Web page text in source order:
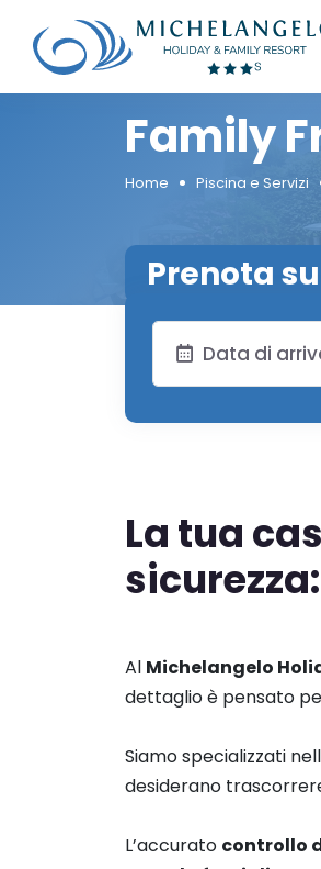
Family
Home Piscina e Servizi
Prenota
La tua
Al Michelangelo
dettaglio è pensato
Siamo specializzati
desiderano
L’accurato controllo